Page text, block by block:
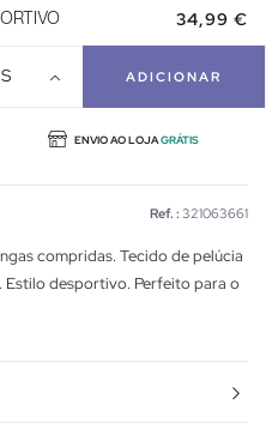
34,99 €
S ADICIONAR
ENVIO AO LOJAGRÁTIS
Ref. : 321063661
compridas. Tecido de pelúcia
Estilo desportivo. Perfeito para o